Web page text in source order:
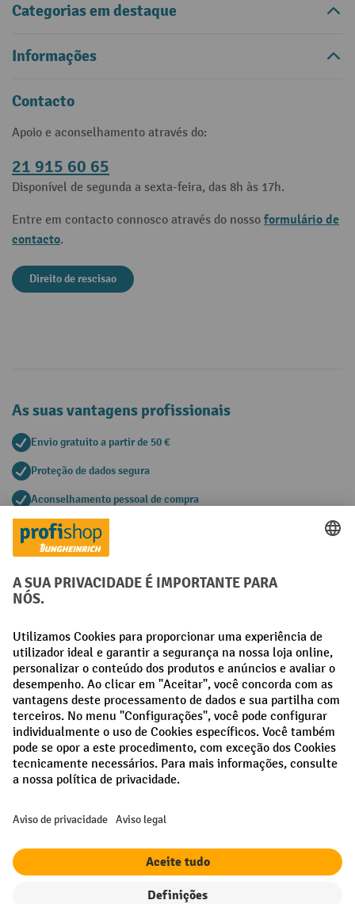
Categorias em destaque
Informações
Contacto
Apoio e aconselhamento através do:
21 915 60 65
Disponível de segunda a sexta-feira, das 8h às 17h.
Entre em contacto connosco através do nosso formulário de
contacto.
Direito de rescisao
As suas vantagens profissionais
Envio gratuito a partir de 50 €
Proteção de dados segura
Aconselhamento pessoal de compra
Métodos de pagamento
Redes sociais
Facebook
LinkedIn
Instagram
Termos e condições gerais Aviso Legal
Todos os preços excl. IVA maiscustos de envio
¹ O desconto é válido enquanto durarem os stocks. O desconto não se
descontos percentuais ou vouchers.